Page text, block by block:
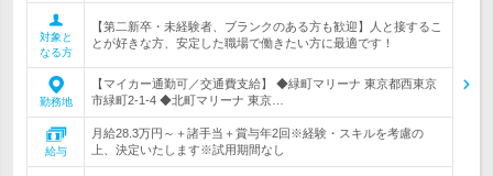
対象と
なる方
【第二新卒・未経験者、ブランクのある方も歓迎】人と接するこ
とが好きな方、安定した職場で働きたい方に最適です！
勤務地
【マイカー通勤可／交通費支給】 ◆緑町マリーナ 東京都西東京
市緑町2-1-4 ◆北町マリーナ 東京…
給与
月給28.3万円～＋諸手当＋賞与年2回※経験・スキルを考慮の
上、決定いたします※試用期間なし